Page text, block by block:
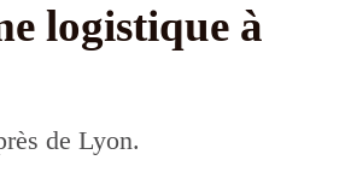
logistique à
de Lyon.